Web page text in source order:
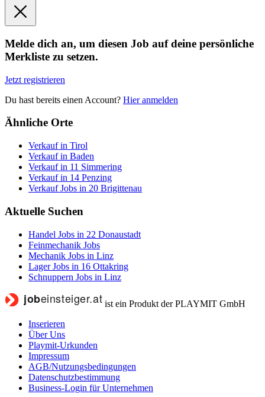
Melde dich an, um diesen Job auf deine persönliche
Merkliste zu setzen.
Jetzt registrieren
Du hast bereits einen Account? Hier anmelden
Ähnliche Orte
Verkauf in Tirol
Verkauf in Baden
Verkauf in 11 Simmering
Verkauf in 14 Penzing
Verkauf Jobs in 20 Brigittenau
Aktuelle Suchen
Handel Jobs in 22 Donaustadt
Feinmechanik Jobs
Mechanik Jobs in Linz
Lager Jobs in 16 Ottakring
Schnuppern Jobs in Linz
ist ein Produkt der PLAYMIT GmbH
Inserieren
Über Uns
Playmit-Urkunden
Impressum
AGB/Nutzungsbedingungen
Datenschutzbestimmung
Business-Login für Unternehmen